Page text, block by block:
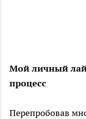
Мой личный
процесс
Перепробовав